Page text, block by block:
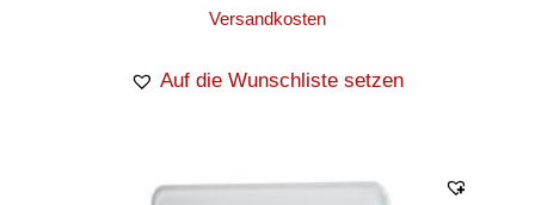
Versandkosten
Auf die Wunschliste setzen